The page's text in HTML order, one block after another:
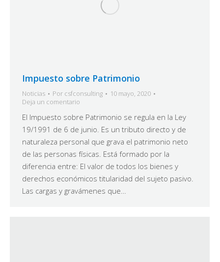
Impuesto sobre Patrimonio
Noticias Por csfconsulting
10 mayo, 2020
Deja un comentario
El Impuesto sobre Patrimonio se regula en la Ley
19/1991 de 6 de junio. Es un tributo directo y de
naturaleza personal que grava el patrimonio neto
de las personas físicas. Está formado por la
diferencia entre: El valor de todos los bienes y
derechos económicos titularidad del sujeto pasivo.
Las cargas y gravámenes que…